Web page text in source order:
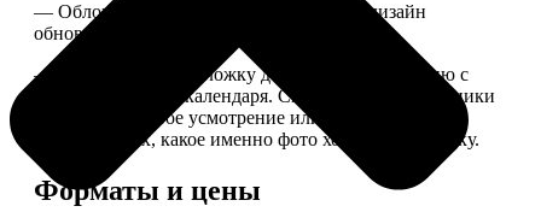
— Обложка для календаря стандартная, дизайн
обновляем каждый год.
— В кружочек на обложку добавляем фотографию с
одной из страниц календаря. Снимок наши сотрудники
выбирают на свое усмотрение или пишите в
комментариях, какое именно фото хотите на обложку.
Форматы и цены